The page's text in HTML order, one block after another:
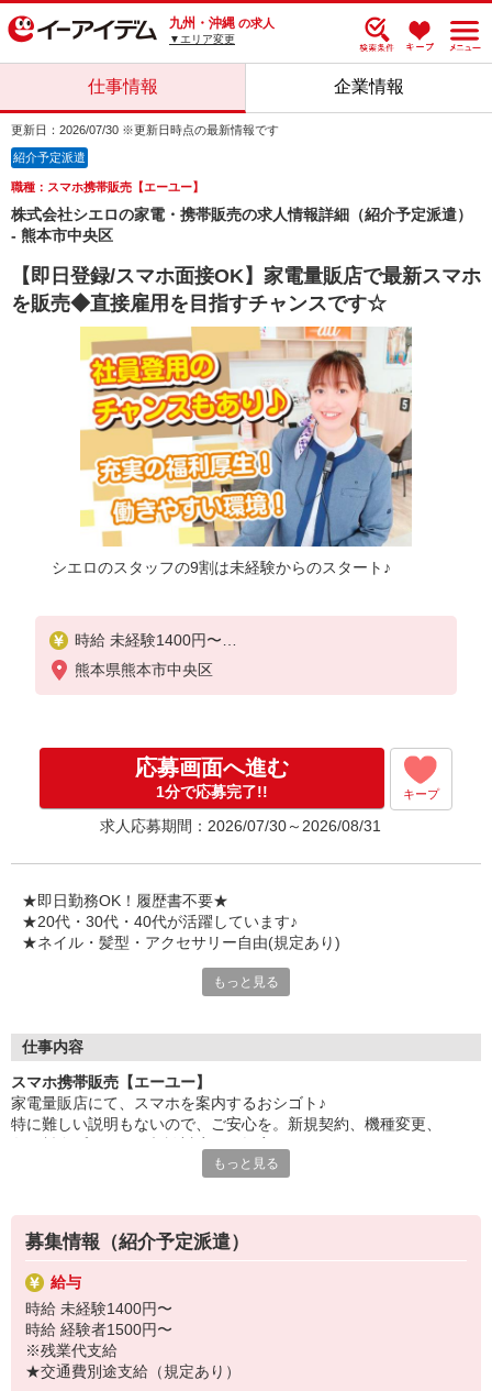
九州・沖縄 の求人
▼エリア変更
仕事情報 企業情報
更新日：2026/07/30 ※更新日時点の最新情報です
紹介予定派遣
職種：スマホ携帯販売【エーユー】
株式会社シエロの家電・携帯販売の求人情報詳細（紹介予定派遣）
- 熊本市中央区
【即日登録/スマホ面接OK】家電量販店で最新スマホ
を販売◆直接雇用を目指すチャンスです☆
シエロのスタッフの9割は未経験からのスタート♪
時給 未経験1400円〜
時給 経験者1500円〜
※残業代支給
゜+゜・。○。・゜+゜・。○。・゜+゜
入社祝い金10万円支給(規定有)
お友達を紹介頂くと,
インセンティブ支給(規定有)
★月2回払い・週払い可能（規程有）★
゜・。○。・゜+゜・。○。・゜+゜
熊本県熊本市中央区
応募画面へ進む
1分で応募完了!! キープ
求人応募期間：2026/07/30～2026/08/31
★即日勤務OK！履歴書不要★
★20代・30代・40代が活躍しています♪
★ネイル・髪型・アクセサリー自由(規定あり)
各キャリアの新機種が特別価格で購入OK！！
特別割引価格でご利用可能☆
お得に過ごしたいあなたの味方です♪
【選べるお仕事いろいろ】
事務、経理、データ入力、コールセンター、受付
▼工場・製造・軽作業系
機械/食品製造・梱包・仕分け・加工・組立・検査
▼美容系
眉毛サロンのアイブロウ・ネイリスト・エステ
▼営業・販売
法人営業・アパレル販売・個別指導塾・人材紹介
▼人気案件も多数♪
短期・期間限定・オープニング・官公庁案件
もっと見る
仕事内容
スマホ携帯販売【エーユー】
家電量販店にて、スマホを案内するおシゴト♪
特に難しい説明もないので、ご安心を。新規契約、機種変更、
満足度◎
■携帯やインターネット販売業務
docomo(ドコモ)/au(エーユー)・KDDI/softbank(ソフトバンク)など
の大手キャリアから
ワイモバイル(Y!mobille)、楽天モバイル、UQなど格安スマホまで幅
広く紹介可能♪
人気のApple（アップル）店舗もございます！
もっと見る
募集情報（紹介予定派遣）
給与
時給 未経験1400円〜
時給 経験者1500円〜
※残業代支給
★交通費別途支給（規定あり）